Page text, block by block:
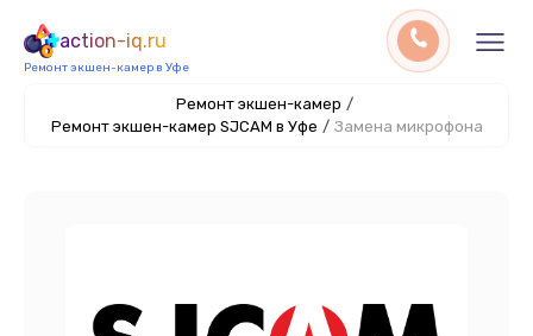
action-iq.ru
Ремонт экшен-камер в Уфе
Ремонт экшен-камер /
Ремонт экшен-камер SJCAM в Уфе / Замена микрофона